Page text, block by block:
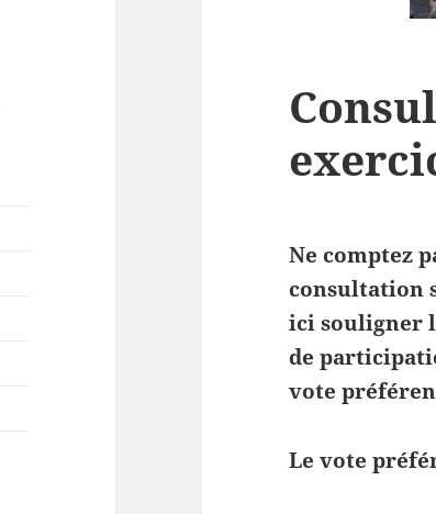
Ne comptez
consultation
ici souligner
de
vote
Le vote